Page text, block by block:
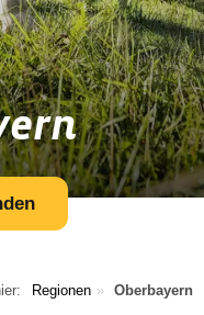
Oberbayern
Regionen